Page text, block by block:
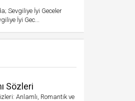
Sevgiliye İyi Geceler
İyi Gec...
Sözleri
Anlamlı, Romantik ve